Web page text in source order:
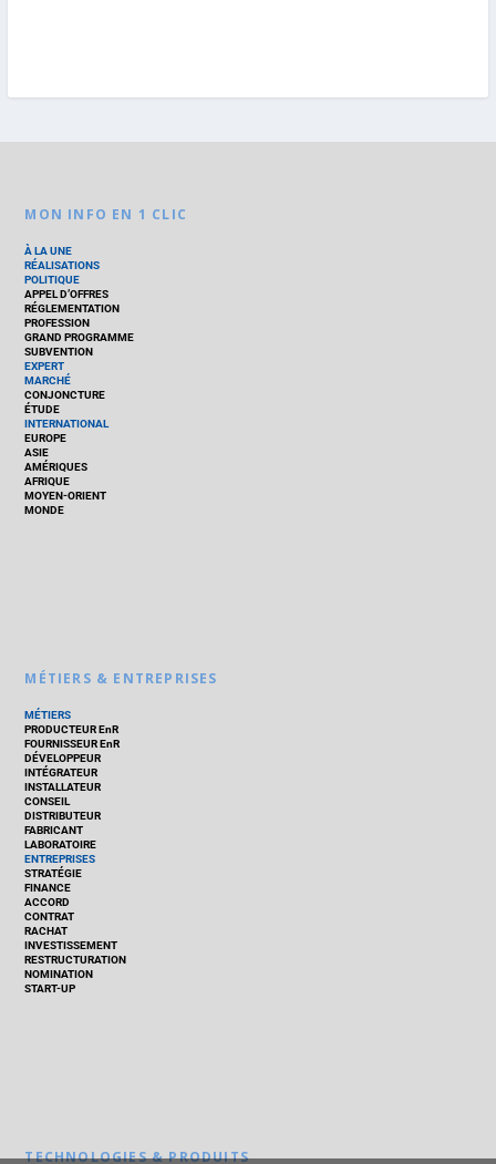
MON INFO EN 1 CLIC
À LA UNE
RÉALISATIONS
POLITIQUE
APPEL D’OFFRES
RÉGLEMENTATION
PROFESSION
GRAND PROGRAMME
SUBVENTION
EXPERT
MARCHÉ
CONJONCTURE
ÉTUDE
INTERNATIONAL
EUROPE
ASIE
AMÉRIQUES
AFRIQUE
MOYEN-ORIENT
MONDE
MÉTIERS & ENTREPRISES
MÉTIERS
PRODUCTEUR EnR
FOURNISSEUR EnR
DÉVELOPPEUR
INTÉGRATEUR
INSTALLATEUR
CONSEIL
DISTRIBUTEUR
FABRICANT
LABORATOIRE
ENTREPRISES
STRATÉGIE
FINANCE
ACCORD
CONTRAT
RACHAT
INVESTISSEMENT
RESTRUCTURATION
NOMINATION
START-UP
TECHNOLOGIES & PRODUITS